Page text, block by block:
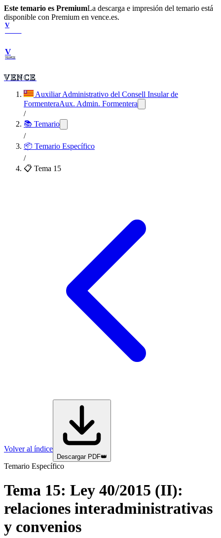
Este temario es PremiumLa descarga e impresión del temario está
disponible con Premium en vence.es.
V
V
VENCE
VENCE
Auxiliar Administrativo del Consell Insular de
FormenteraAux. Admin. Formentera
/
📚 Temario
/
📦 Temario Específico
/
📋 Tema 15
Volver al índice
Descargar PDF👑
Temario Específico
Tema 15: Ley 40/2015 (II):
relaciones interadministrativas
y convenios